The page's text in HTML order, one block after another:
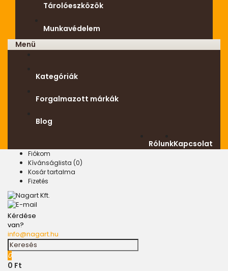
Tárolóeszközök
Munkavédelem
Menü
Kategóriák
Forgalmazott márkák
Blog
Kapcsolat
Rólunk
Fiókom
Kívánságlista (0)
Kosár tartalma
Fizetés
Kérdése
van?
info@nagart.hu
0
0 Ft